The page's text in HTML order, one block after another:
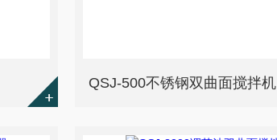
QSJ-500不锈钢双曲面搅拌机